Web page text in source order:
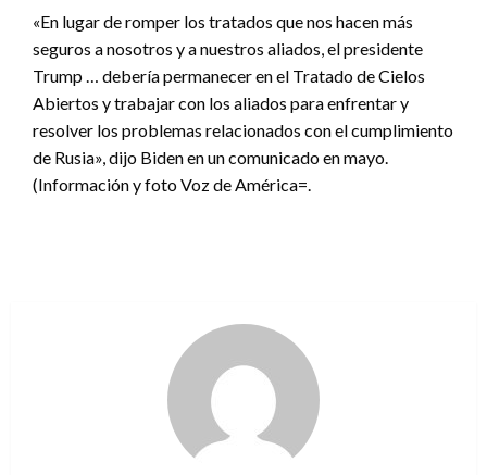
«En lugar de romper los tratados que nos hacen más
seguros a nosotros y a nuestros aliados, el presidente
Trump … debería permanecer en el Tratado de Cielos
Abiertos y trabajar con los aliados para enfrentar y
resolver los problemas relacionados con el cumplimiento
de Rusia», dijo Biden en un comunicado en mayo.
(Información y foto Voz de América=.